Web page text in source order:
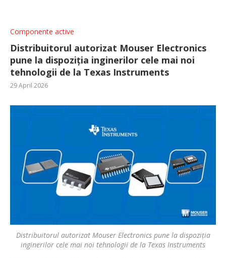
Componente active
Distribuitorul autorizat Mouser Electronics
pune la dispoziția inginerilor cele mai noi
tehnologii de la Texas Instruments
29 April 2026
Distribuitorul autorizat Mouser Electronics pune la dispoziția
inginerilor cele mai noi tehnologii de la Texas Instruments